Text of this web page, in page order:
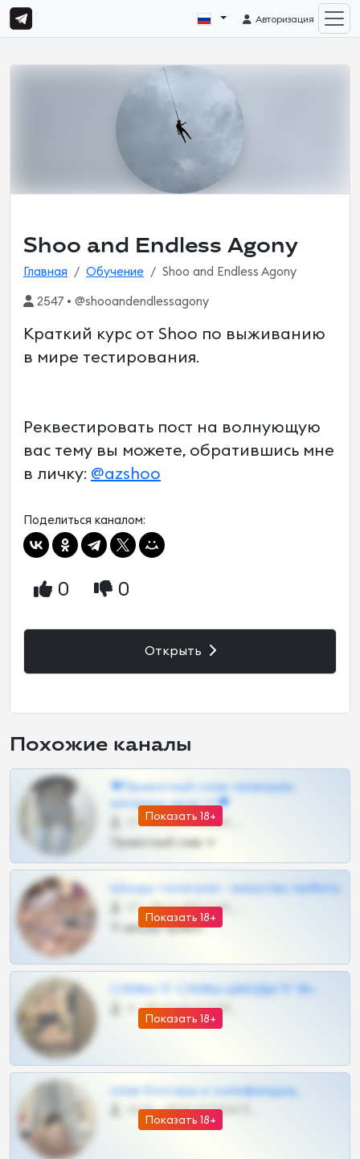
Авторизация
Shoo and Endless Agony
Главная Обучение Shoo and Endless Agony
2547 • @shooandendlessagony
Краткий курс от Shoo по выживанию
в мире тестирования.
Реквестировать пост на волнующую
вас тему вы можете, обратившись мне
в личку: @azshoo
Поделиться каналом:
0 0
Открыть
Похожие каналы
Показать 18+
❤Приватный слив телеграм,
шкодных шкур тг❤
57 •
Приватный слив тг
Показать 18+
Шкоды телеграм - искуство любить
27 •
Тг шкоды приват
Показать 18+
СЛИВЫ ТГ СЛИВЫ ШКОДЫ ТГ 18+
0 •
Показать 18+
слив блогерш и онлифанщиц
4675 •